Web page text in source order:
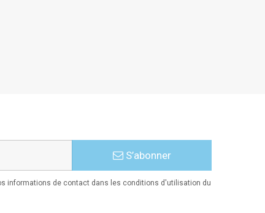
S’abonner
informations de contact dans les conditions d'utilisation du